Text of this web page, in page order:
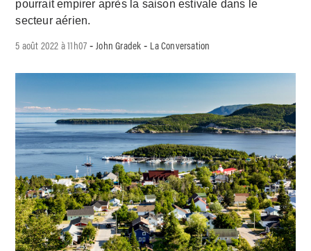
pourrait empirer après la saison estivale dans le
secteur aérien.
5 août 2022 à 11h07 - John Gradek - La Conversation